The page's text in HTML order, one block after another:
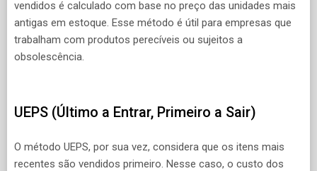
vendidos é calculado com base no preço das unidades mais
antigas em estoque. Esse método é útil para empresas que
trabalham com produtos perecíveis ou sujeitos a
obsolescência.
UEPS (Último a Entrar, Primeiro a Sair)
O método UEPS, por sua vez, considera que os itens mais
recentes são vendidos primeiro. Nesse caso, o custo dos